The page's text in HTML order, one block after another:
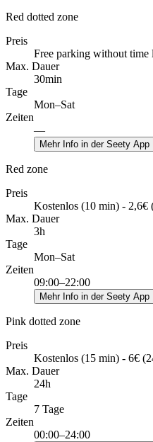
Red dotted zone
Preis
Free parking without time
Max. Dauer
30min
Tage
Mon–Sat
Zeiten
—
Mehr Info in der Seety App
Red zone
Preis
Kostenlos (10 min) - 2,6€
Max. Dauer
3h
Tage
Mon–Sat
Zeiten
09:00–22:00
Mehr Info in der Seety App
Pink dotted zone
Preis
Kostenlos (15 min) - 6€
Max. Dauer
24h
Tage
7 Tage
Zeiten
00:00–24:00